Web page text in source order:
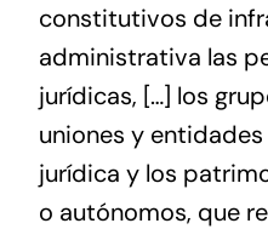
constitutivos de
administrativa las
jurídicas, […] los
uniones y
jurídica y los
o autónomos, que